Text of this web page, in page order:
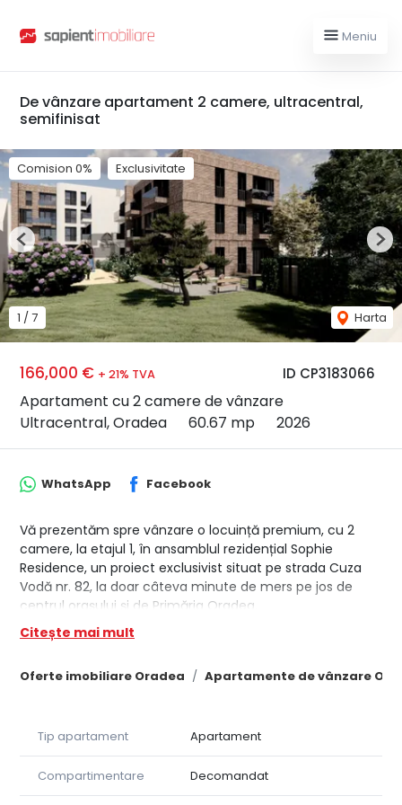
Meniu
De vânzare apartament 2 camere, ultracentral,
semifinisat
ID CP3183066
166,000 € + 21% TVA
Apartament cu 2 camere de vânzare
Ultracentral, Oradea
60.67 mp 2026
Comision 0% Exclusivitate
1 /7 Harta
Previous
Oferte imobiliare Oradea Apartamente de vânzare
WhatsApp Facebook
Vă prezentăm spre vânzare o locuință premium, cu 2
camere, la etajul 1, în ansamblul rezidențial Sophie
Residence, un proiect exclusivist situat pe strada Cuza
Vodă nr. 82, la doar câteva minute de mers pe jos de
centrul orașului și de Primăria Oradea.
Conceput pentru cei care apreciază confortul, eleganța
și siguranța, ansamblul beneficiază de un regim de
locuințe, asigurând intimitate și un mediu rezidențial
SU logie: 24.4 mp
SU baie1: 4.85 mp
SU baie2: 7.11 mp
Proiectul cuprinde 25 de apartamente moderne și 2 spații
Citește mai mult
Tip apartament Apartament
Compartimentare Decomandat